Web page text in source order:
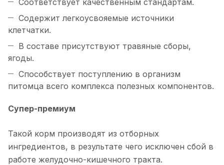
Содержит легкоусвояемые источники
клетчатки.
В составе присутствуют травяные сборы,
ягоды.
Способствует поступлению в организм
питомца всего комплекса полезных компонентов.
Супер-премиум
Такой корм производят из отборных
ингредиентов, в результате чего исключен сбой в
работе желудочно-кишечного тракта.